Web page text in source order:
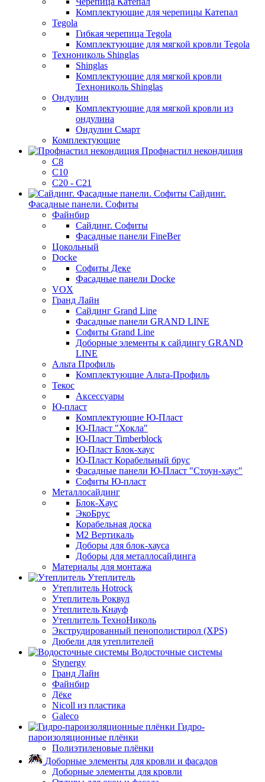
Комплектующие для черепицы Катепал
Tegola
Гибкая черепица Tegola
Комплектующие для мягкой кровли Tegola
Технониколь Shinglas
Shinglas
Комплектующие для мягкой кровли
Технониколь Shinglas
Ондулин
Комплектующие для мягкой кровли из
ондулина
Ондулин Смарт
Комплектующие
Профнастил некондиция
C8
C10
С20 - С21
Сайдинг.
Фасадные панели. Софиты
Файнбир
Сайдинг. Софиты
Фасадные панели FineBer
Цокольный
Docke
Софиты Деке
Фасадные панели Docke
VOX
Гранд Лайн
Сайдинг Grand Line
Фасадные панели GRAND LINE
Софиты Grand Line
Доборные элементы к сайдингу GRAND
LINE
Альта Профиль
Комплектующие Альта-Профиль
Текос
Аксессуары
Ю-пласт
Комплектующие Ю-Пласт
Ю-Пласт "Хокла"
Ю-Пласт Timberblock
Ю-Пласт Блок-хаус
Ю-Пласт Корабельный брус
Фасадные панели Ю-Пласт "Стоун-хаус"
Софиты Ю-пласт
Металлосайдинг
Блок-Хаус
ЭкоБрус
Корабельная доска
М2 Вертикаль
Доборы для блок-хауса
Доборы для металлосайдинга
Материалы для монтажа
Утеплитель
Утеплитель Hotrock
Утеплитель Роквул
Утеплитель Кнауф
Утеплитель ТехноНиколь
Экструдированный пенополистирол (XPS)
Дюбели для утеплителей
Водосточные системы
Stynergy
Гранд Лайн
Файнбир
Дёке
Nicoll из пластика
Galeco
Гидро-
пароизоляционные плёнки
Полиэтиленовые плёнки
Доборные элементы для кровли и фасадов
Доборные элементы для кровли